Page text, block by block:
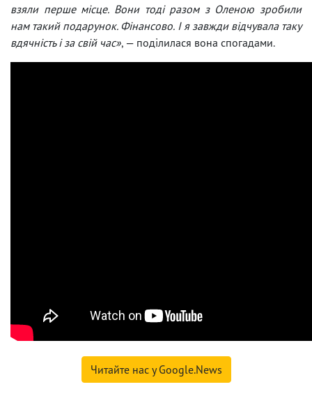
взяли перше місце. Вони тоді разом з Оленою зробили
нам такий подарунок. Фінансово. І я завжди відчувала таку
вдячність і за свій час», — поділилася вона спогадами.
Читайте нас у Google.News